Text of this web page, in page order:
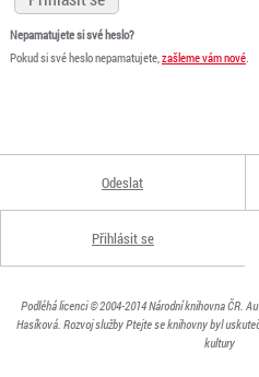
Nepamatujete si své heslo?
Pokud si své heslo nepamatujete,zašleme vám nové.
Odeslat
Přihlásit se
Podléhá licenci© 2004-2014Národní knihovna ČR.
Hasíková. Rozvoj služby Ptejte se knihovny byl
kultury